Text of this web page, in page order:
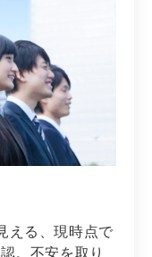
える、現時点で
。不安を取り